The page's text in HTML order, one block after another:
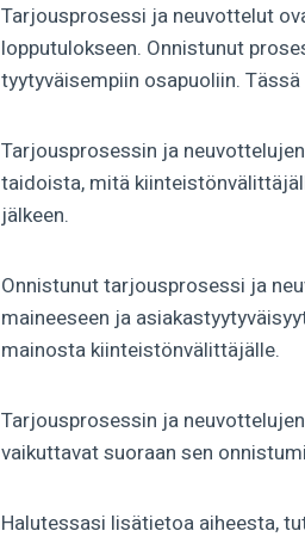
Tarjousprosessi ja neuvottelut
lopputulokseen. Onnistunut
tyytyväisempiin osapuoliin.
Tarjousprosessin ja
taidoista, mitä
jälkeen.
Onnistunut tarjousprosessi ja
maineeseen ja
mainosta kiinteistönvälittäjälle.
Tarjousprosessin ja
vaikuttavat suoraan sen
Halutessasi lisätietoa aiheesta,